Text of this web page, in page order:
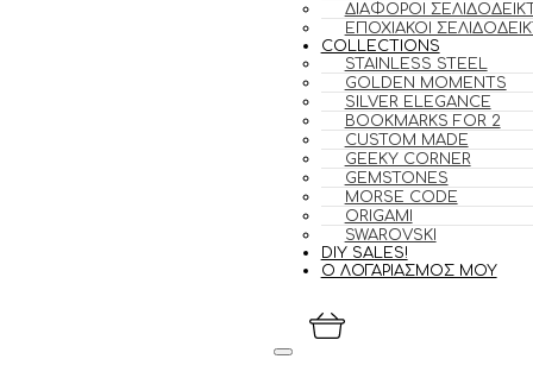
ΔΙΆΦΟΡΟΙ
ΕΠΟΧΙΑΚΟΊ
COLLECTIONS
STAINLESS STEEL
GOLDEN MOMENTS
SILVER ELEGANCE
BOOKMARKS FOR 2
CUSTOM MADE
GEEKY CORNER
GEMSTONES
MORSE CODE
ORIGAMI
SWAROVSKI
DIY SALES!
Ο ΛΟΓΑΡΙΑΣΜΟΣ ΜΟΥ